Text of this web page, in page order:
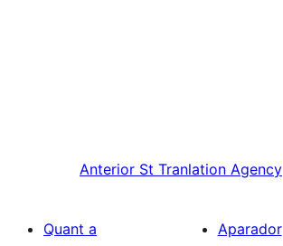
Anterior St Tranlation Agency
Quant a
Aparador